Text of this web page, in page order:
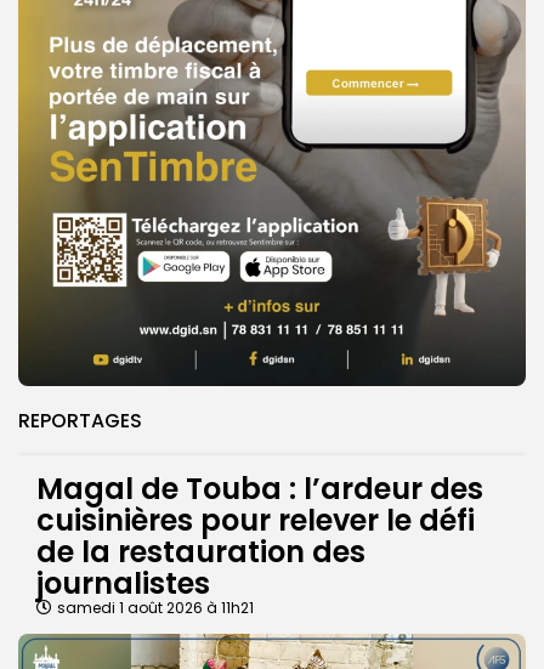
REPORTAGES
Magal de Touba : l’ardeur des
cuisinières pour relever le défi
de la restauration des
journalistes
samedi 1 août 2026 à 11h21